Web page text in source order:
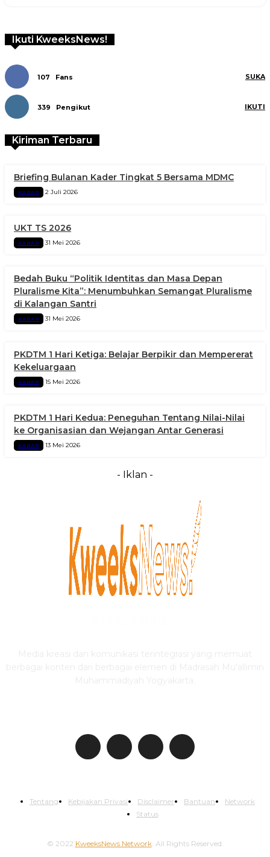
Ikuti KweeksNews!
107 Fans SUKA
339 Pengikut IKUTI
Kiriman Terbaru
Briefing Bulanan Kader Tingkat 5 Bersama MDMC
KABAR 2 Juli 2026
UKT TS 2026
KABAR 31 Mei 2026
Bedah Buku “Politik Identitas dan Masa Depan
Pluralisme Kita”: Menumbuhkan Semangat Pluralisme
di Kalangan Santri
KABAR 31 Mei 2026
PKDTM 1 Hari Ketiga: Belajar Berpikir dan Mempererat
Kekeluargaan
KABAR 15 Mei 2026
PKDTM 1 Hari Kedua: Peneguhan Tentang Nilai-Nilai
ke Organisasian dan Wejangan Antar Generasi
KABAR 13 Mei 2026
- Iklan -
© 2022 KweeksNews Network. All Rights Reserved.
Tentang Kebijakan Privasi Disclaimer Bantuan
Network
Status